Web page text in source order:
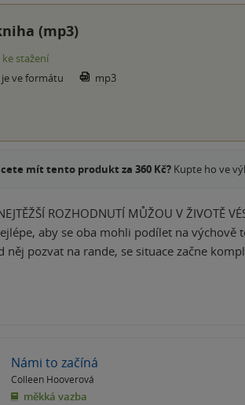
(mp3)
stažení
ve formátu
mp3
mít tento produkt za 360 Kč? Kupte ho ve
ROZHODNUTÍ MŮŽOU V ŽIVOTĚ
aby se oba mohli podílet na
něj pozvat na rande, se situace začne
Námi to začíná
Colleen Hooverová
měkká vazba